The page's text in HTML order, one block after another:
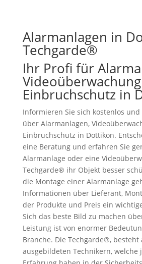
Alarmanlagen in
Techgarde®
Ihr Profi für
Einbruchschutz in
Informieren Sie sich kostenlos
über Alarmanlagen,
Einbruchschutz in Dottikon.
eine Beratung und erfahren Sie
Alarmanlage oder eine
Techgarde® ihr Objekt besser
die Montage einer Alarmanlage
Informationen über Lieferant,
der Produkte und Preis ein
Sich das beste Bild zu machen
Leistung ist von enormer
Branche. Die Techgarde®, besteht
ausgebildeten Technikern, welche